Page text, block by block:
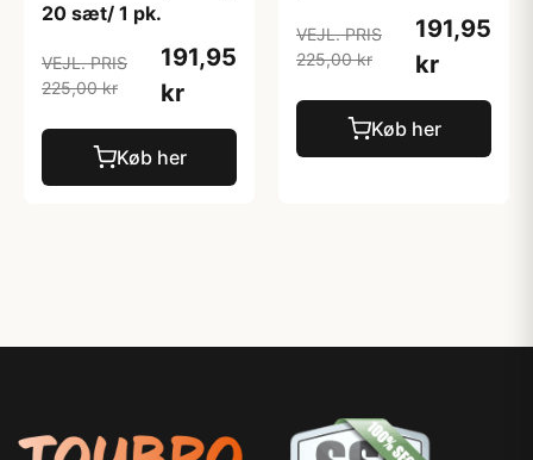
20 sæt/ 1 pk.
VEJL. PRIS
225,00 kr
191,95
kr
Køb her
VEJL. PRIS
225,00 kr
191,95
kr
Køb her